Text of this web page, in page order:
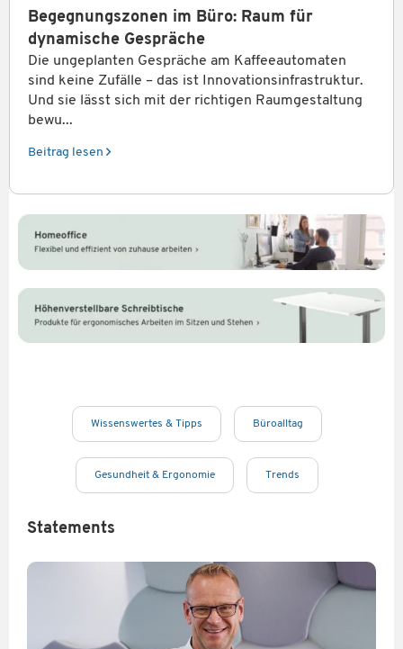
Begegnungszonen im Büro: Raum für
dynamische Gespräche
Die ungeplanten Gespräche am Kaffeeautomaten
sind keine Zufälle – das ist Innovationsinfrastruktur.
Und sie lässt sich mit der richtigen Raumgestaltung
bewu...
Beitrag lesen
Wissenswertes & Tipps Büroalltag
Gesundheit & Ergonomie Trends
Statements